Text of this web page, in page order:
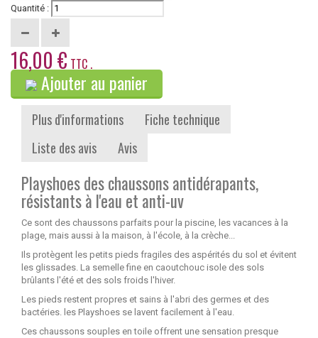
Quantité :
16,00 € TTC .
Ajouter au panier
Plus d'informations
Fiche technique
Liste des avis
Avis
Playshoes des chaussons antidérapants,
résistants à l'eau et anti-uv
Ce sont des chaussons parfaits pour la piscine, les vacances à la
plage, mais aussi à la maison, à l'école, à la crèche...
Ils protègent les petits pieds fragiles des aspérités du sol et évitent
les glissades. La semelle fine en caoutchouc isole des sols
brûlants l'été et des sols froids l'hiver.
Les pieds restent propres et sains à l'abri des germes et des
bactéries. les Playshoes se lavent facilement à l'eau.
Ces chaussons souples en toile offrent une sensation presque